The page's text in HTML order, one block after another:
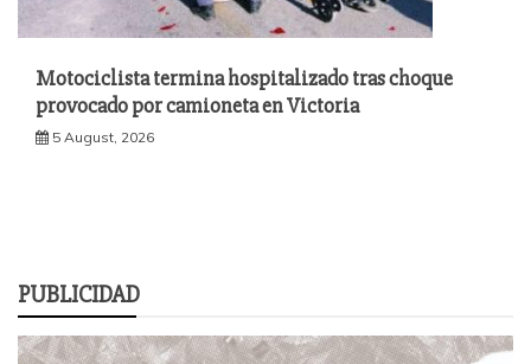
Motociclista termina hospitalizado tras choque
provocado por camioneta en Victoria
5 August, 2026
PUBLICIDAD